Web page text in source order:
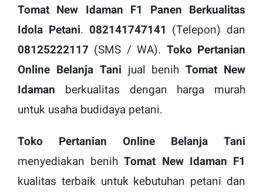
Tomat New Idaman F1 Panen Berkualitas
Idola Petani. 082141747141 (Telepon) dan
08125222117 (SMS / WA). Toko Pertanian
Online Belanja Tani jual benihTomat New
Idaman berkualitas dengan harga murah
untuk usaha budidaya petani.
Toko Pertanian Online Belanja Tani
menyediakan benihTomat New Idaman F1
kualitas terbaik untuk kebutuhan petani dan